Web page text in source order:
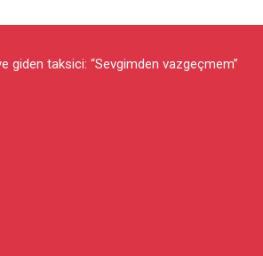
giden taksici: “Sevgimden vazgeçmem”